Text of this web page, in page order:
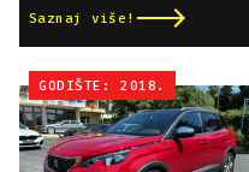
Saznaj više!
GODIŠTE: 2018.